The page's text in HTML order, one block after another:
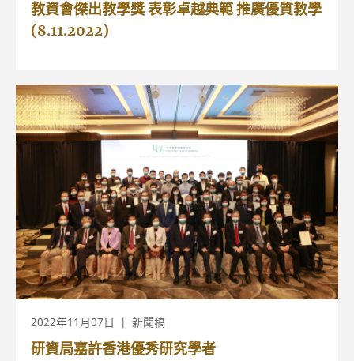
教資會傑出教學獎 表彰卓越典範 推廣優質教學
(8.11.2022)
2022年11月07日 新聞稿
研資局嘉許香港優秀研究學者